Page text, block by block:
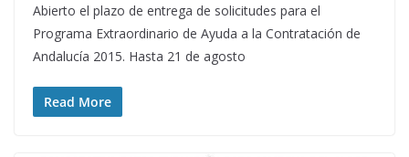
Abierto el plazo de entrega de solicitudes para el
Programa Extraordinario de Ayuda a la Contratación de
Andalucía 2015. Hasta 21 de agosto
Read More